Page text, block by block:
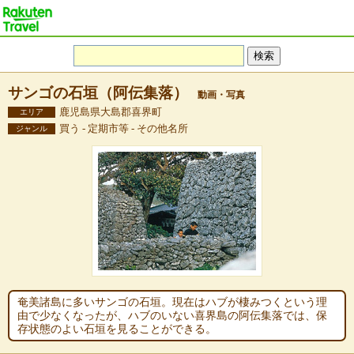
サンゴの石垣（阿伝集落） 動画・写真
エリア 鹿児島県大島郡喜界町
ジャンル 買う - 定期市等 - その他名所
奄美諸島に多いサンゴの石垣。現在はハブが棲みつくという理
由で少なくなったが、ハブのいない喜界島の阿伝集落では、保
存状態のよい石垣を見ることができる。